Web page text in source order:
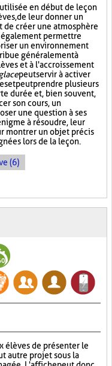
en début de leçon
de leur donner un
de créer une atmosphère
permettre
un environnement
généralement à
et à l'accroissement
peut servir à activer
et peut prendre plusieurs
durée et, bien souvent,
son cours, un
une question à ses
à résoudre, leur
montrer un objet précis
lors de la leçon.
(6)
élèves de présenter le
autre projet sous la